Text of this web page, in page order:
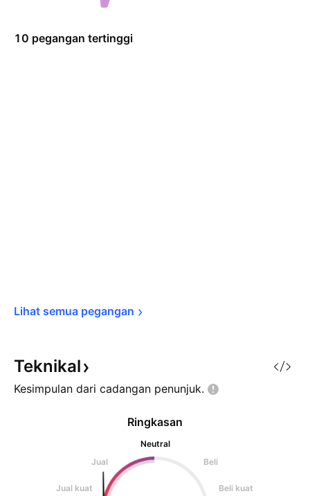
10 pegangan tertinggi
Lihat semua pegangan
Teknikal
Kesimpulan dari cadangan penunjuk.
Ringkasan
Neutral
Jual
Beli
Jual kuat Beli kuat